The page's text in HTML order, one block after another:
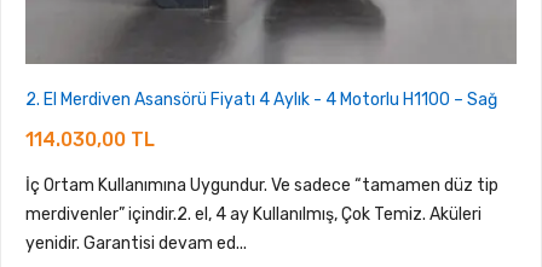
2. El Merdiven Asansörü Fiyatı 4 Aylık - 4 Motorlu H1100 – Sağ
114.030,00 TL
İç Ortam Kullanımına Uygundur. Ve sadece “tamamen düz tip
merdivenler” içindir.2. el, 4 ay Kullanılmış, Çok Temiz. Aküleri
yenidir. Garantisi devam ed...